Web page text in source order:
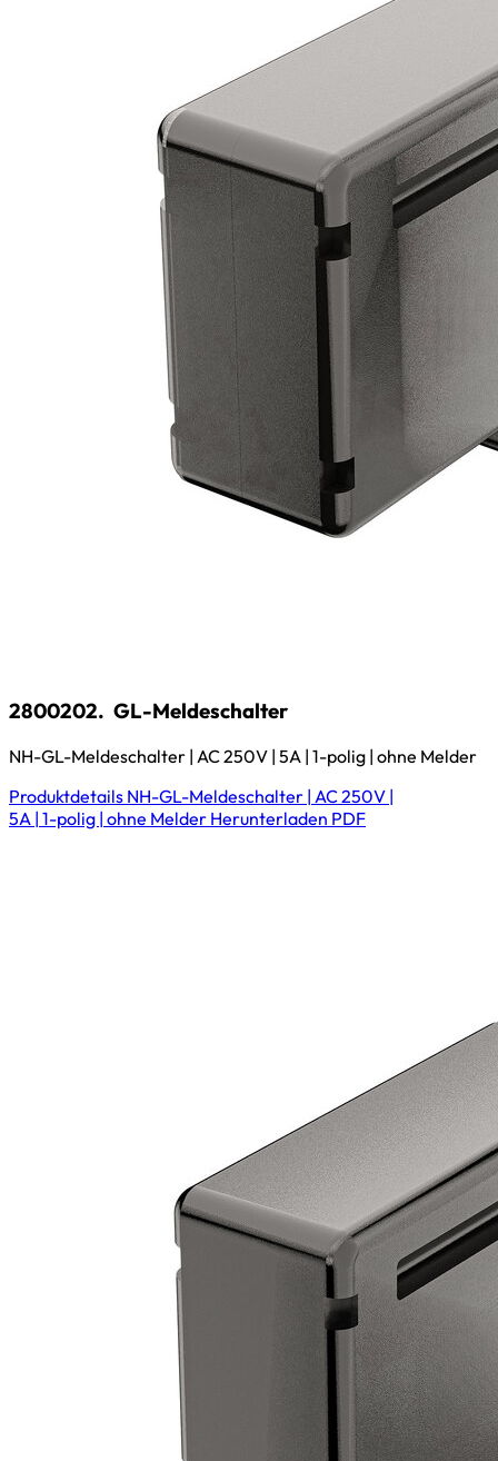
2800202. GL-Meldeschalter
NH-GL-Meldeschalter | AC 250V | 5A | 1-polig | ohne Melder
Produktdetails NH-GL-Meldeschalter | AC 250V |
5A | 1-polig | ohne Melder Herunterladen PDF